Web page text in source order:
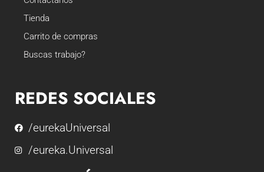
Tienda
Carrito de compras
Buscas trabajo?
REDES SOCIALES
/eurekaUniversal
/eureka.Universal